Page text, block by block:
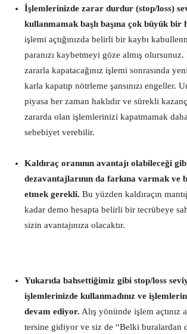
İşlemlerinizde zarar durdur (stop/loss)
kullanmamak başlı başına çok büyük bir
işlemi açtığınızda belirli bir kaybı
paranızı kaybetmeyi göze almış
zararla kapatacağınız işlemi sonrasında
karla kapatıp nötrleme şansınızı engeller.
piyasa her zaman haklıdır ve sürekli
zararda olan işlemlerinizi kapatmamak
sebebiyet verebilir.
Kaldıraç oranının avantajı olabileceği
dezavantajlarının da farkına varmak ve
etmek gerekli. Bu yüzden kaldıraçın
kadar demo hesapta belirli bir tecrübeye
sizin avantajınıza olacaktır.
Yukarıda bahsettiğimiz gibi stop/loss
işlemlerinizde kullanmadınız ve
devam ediyor. Alış yönünde işlem açtınız
tersine gidiyor ve siz de “Belki buralardan